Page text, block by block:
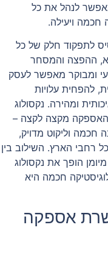
לנהל את כל
ויעילה.
לתפקוד חלק של כל
ההפצה והמסחר
ומבוקר מאפשר לעסק
להפחית עלויות
ומהירה. נקסולוג
האספקה מקצה לקצה –
וליקוט מדויק,
רחבי הארץ. השילוב בין
הופך את נקסולוג
חכמה היא
אספקה